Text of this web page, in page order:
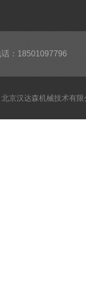
：18501097796
京汉达森机械技术有